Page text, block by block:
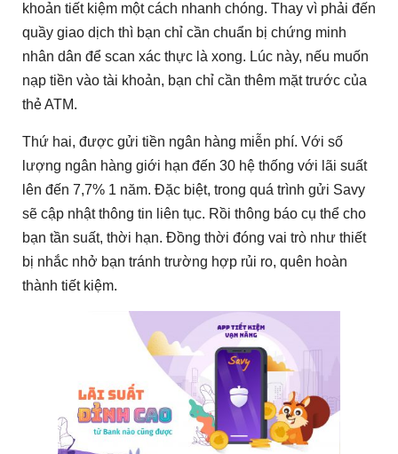
khoản tiết kiệm một cách nhanh chóng. Thay vì phải đến
quầy giao dịch thì bạn chỉ cần chuẩn bị chứng minh
nhân dân để scan xác thực là xong. Lúc này, nếu muốn
nạp tiền vào tài khoản, bạn chỉ cần thêm mặt trước của
thẻ ATM.
Thứ hai, được gửi tiền ngân hàng miễn phí. Với số
lượng ngân hàng giới hạn đến 30 hệ thống với lãi suất
lên đến 7,7% 1 năm. Đặc biệt, trong quá trình gửi Savy
sẽ cập nhật thông tin liên tục. Rồi thông báo cụ thể cho
bạn tần suất, thời hạn. Đồng thời đóng vai trò như thiết
bị nhắc nhở bạn tránh trường hợp rủi ro, quên hoàn
thành tiết kiệm.